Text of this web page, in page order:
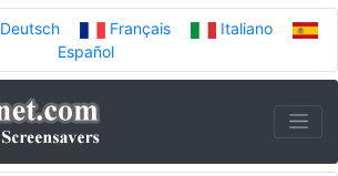
Deutsch Français
Italiano
Español